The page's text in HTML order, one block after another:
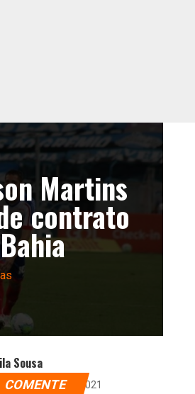
Martins
contrato
Sousa
24 de maio de 2021
COMENTE